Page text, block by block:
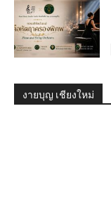
งายบุญ เชียงใหม่